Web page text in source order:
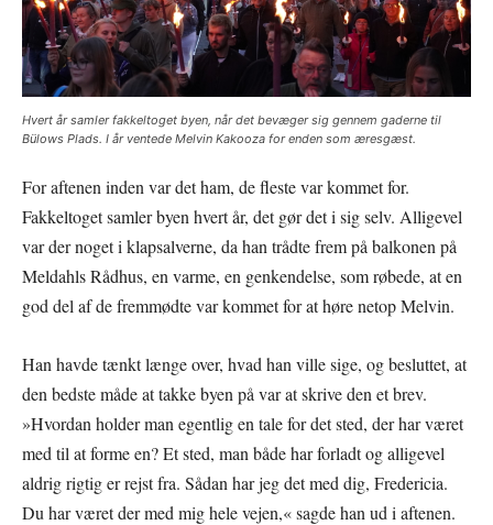
Hvert år samler fakkeltoget byen, når det bevæger sig gennem gaderne til
Bülows Plads. I år ventede Melvin Kakooza for enden som æresgæst.
For aftenen inden var det ham, de fleste var kommet for.
Fakkeltoget samler byen hvert år, det gør det i sig selv. Alligevel
var der noget i klapsalverne, da han trådte frem på balkonen på
Meldahls Rådhus, en varme, en genkendelse, som røbede, at en
god del af de fremmødte var kommet for at høre netop Melvin.
Han havde tænkt længe over, hvad han ville sige, og besluttet, at
den bedste måde at takke byen på var at skrive den et brev.
»Hvordan holder man egentlig en tale for det sted, der har været
med til at forme en? Et sted, man både har forladt og alligevel
aldrig rigtig er rejst fra. Sådan har jeg det med dig, Fredericia.
Du har været der med mig hele vejen,« sagde han ud i aftenen.